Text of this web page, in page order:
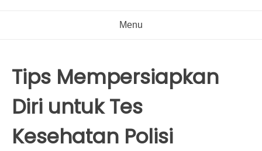
Menu
Tips Mempersiapkan
Diri untuk Tes
Kesehatan Polisi